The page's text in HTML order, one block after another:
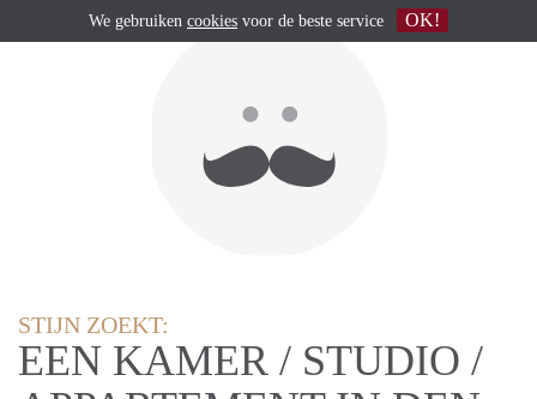
STIJN ZOEKT:
EEN KAMER / STUDIO /
We gebruiken cookies voor de beste service OK!